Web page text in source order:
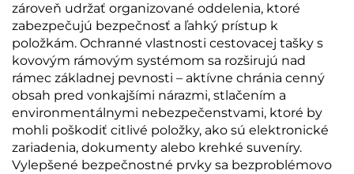
zároveň udržať organizované oddelenia, ktoré
zabezpečujú bezpečnosť a ľahký prístup k
položkám. Ochranné vlastnosti cestovacej tašky s
kovovým rámovým systémom sa rozširujú nad
rámec základnej pevnosti – aktívne chránia cenný
obsah pred vonkajšími nárazmi, stlačením a
environmentálnymi nebezpečenstvami, ktoré by
mohli poškodiť citlivé položky, ako sú elektronické
zariadenia, dokumenty alebo krehké suveníry.
Vylepšené bezpečnostné prvky sa bezproblémovo